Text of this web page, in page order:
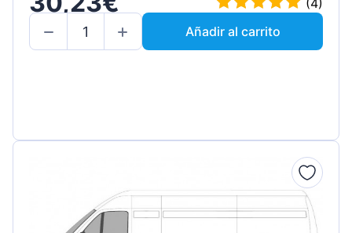
(4)
Añadir al carrito